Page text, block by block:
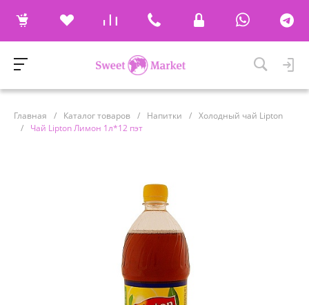
Главная / Каталог товаров / Напитки / Холодный чай Lipton
/
Чай Lipton Лимон 1л*12 пэт